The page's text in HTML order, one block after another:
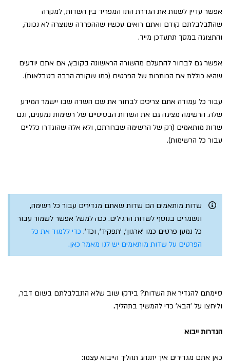
אפשר עדיין לשנות את הגדרת התו המפריד בין השדות, למקרה
שהתבלבלתם קודם ואתם רואים עכשיו שההפרדה שנוצרה לא נכונה,
והתצוגה במסך תתעדכן מייד.
אפשר גם לבחור להתעלם מהשורה הראשונה בקובץ, אם אתם יודעים
שהיא כוללת את הכותרות של הפרטים (כמו שקורה הרבה בטבלאות).
עבור כל עמודה אתם צריכים לבחור את שם השדה שבו יישמר המידע
שלה. הרשימה מציגה גם את השדות הבסיסיים של רשימות נמענים, וגם
שדות מותאמים (רק של הרשימה שבחרתם, ולא אלה שהוגדרו כלליים
עבור כל הרשימות).
שדות מותאמים הם שדות שאתם מגדירים עבור כל רשימה,
ונשמרים בנוסף לשדות הרגילים. ככה למשל אפשר לשמור עבור
כל נמען פרטים כמו 'ארגון', 'תפקיד', וכד'. כדי ללמוד את כל
הפרטים על שדות מותאמים יש לנו מאמר כאן.
סיימתם להגדיר את השדות? בידקו שוב שלא התבלבלתם בשום דבר,
וליחצו על 'הבא' כדי להמשיך בתהליך.
הגדרות ייבוא
כאן אתם מגדירים איך יתנהג תהליך הייבוא עצמו: